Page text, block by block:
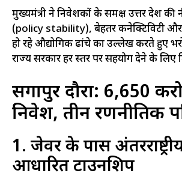
मुख्यमंत्री ने निवेशकों के समक्ष उत्तर प्रदेश की
(policy stability), बेहतर कनेक्टिविटी
हो रहे औद्योगिक ढांचे का उल्लेख करते हुए
राज्य सरकार हर स्तर पर सहयोग देने के लिए
सिंगापुर दौरा: 6,650
निवेश, तीन रणनीतिक
1. जेवर के पास
आधारित टाउनशिप